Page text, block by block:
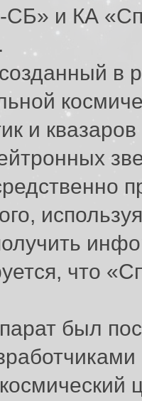
СБ» и КА
в
и
что
был